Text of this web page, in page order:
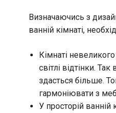
Визначаючись з
ванній кімнаті,
Кімнаті
світлі відтінки.
здасться більше.
гармоніювати з
У просторій ванній